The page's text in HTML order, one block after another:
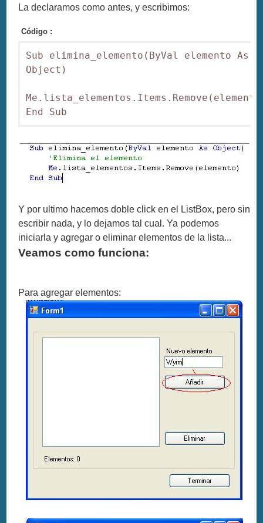
La declaramos como antes, y escribimos:
Código :
Sub elimina_elemento(ByVal elemento As
Object)
End Sub
Y por ultimo hacemos doble click en el ListBox, pero sin
escribir nada, y lo dejamos tal cual. Ya podemos
iniciarla y agregar o eliminar elementos de la lista...
Veamos como funciona:
Para agregar elementos: